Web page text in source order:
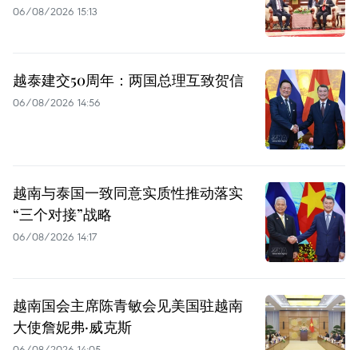
06/08/2026 15:13
越泰建交50周年：两国总理互致贺信
06/08/2026 14:56
越南与泰国一致同意实质性推动落实
“三个对接”战略
06/08/2026 14:17
越南国会主席陈青敏会见美国驻越南
大使詹妮弗·威克斯